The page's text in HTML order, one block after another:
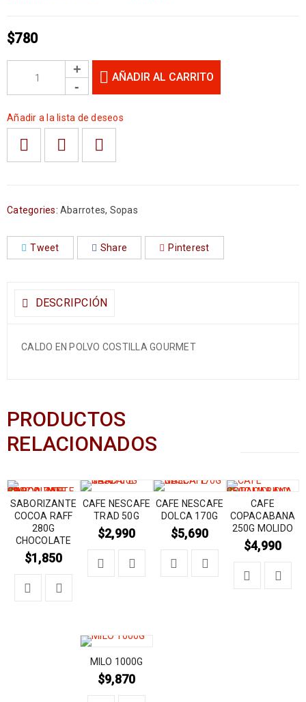
$780
AÑADIR AL CARRITO
Añadir a la lista de deseos
Categories: Abarrotes, Sopas
Tweet Share Pinterest
DESCRIPCIÓN
CALDO EN POLVO COSTILLA GOURMET
PRODUCTOS
RELACIONADOS
SABORIZANTE
COCOA RAFF
280G
CHOCOLATE
$1,850
CAFE NESCAFE
TRAD 50G
$2,990
CAFE NESCAFE
DOLCA 170G
$5,690
CAFE
COPACABANA
250G MOLIDO
$4,990
MILO 1000G
$9,870